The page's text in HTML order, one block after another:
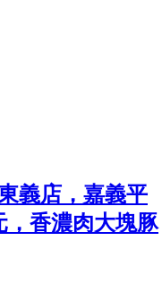
義店，嘉義平
，香濃肉大塊豚